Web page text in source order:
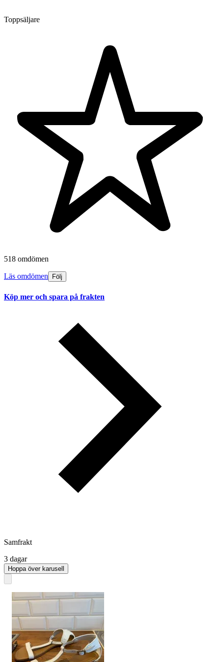
Toppsäljare
518 omdömen
Läs omdömen Följ
Köp mer och spara på frakten
Samfrakt
3 dagar
Hoppa över karusell